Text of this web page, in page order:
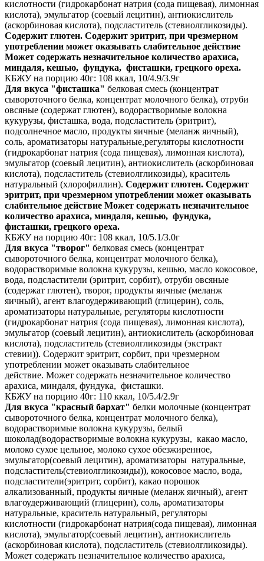
кислотности (гидрокарбонат натрия (сода пищевая), лимонная
кислота), эмульгатор (соевый лецитин), антиокислитель
(аскорбиновая кислота), подсластитель (стевиолгликозиды).
Содержит глютен. Содержит эритрит, при чрезмерном
употреблении может оказывать слабительное действие
Может содержать незначительное количество арахиса,
миндаля, кешью, фундука, фисташки, грецкого ореха.
КБЖУ на порцию 40г: 108 ккал, 10/4.9/3.9г
Для вкуса "фисташка" белковая смесь (концентрат
сывороточного белка, концентрат молочного белка), отруби
овсяные (содержат глютен), водорастворимые волокна
кукурузы, фисташка, вода, подсластитель (эритрит),
подсолнечное масло, продукты яичные (меланж яичный),
соль, ароматизаторы натуральные,регуляторы кислотности
(гидрокарбонат натрия (сода пищевая), лимонная кислота),
эмульгатор (соевый лецитин), антиокислитель (аскорбиновая
кислота), подсластитель (стевиолгликозиды), краситель
натуральный (хлорофиллин). Содержит глютен. Содержит
эритрит, при чрезмерном употреблении может оказывать
слабительное действие Может содержать незначительное
количество арахиса, миндаля, кешью, фундука,
фисташки, грецкого ореха.
КБЖУ на порцию 40г: 108 ккал, 10/5.1/3.0г
Для вкуса "творог" белковая смесь (концентрат
сывороточного белка, концентрат молочного белка),
водорастворимые волокна кукурузы, кешью, масло кокосовое,
вода, подсластители (эритрит, сорбит), отруби овсяные
(содержат глютен), творог, продукты яичные (меланж
яичный), агент влагоудерживающий (глицерин), соль,
ароматизаторы натуральные, регуляторы кислотности
(гидрокарбонат натрия (сода пищевая), лимонная кислота),
эмульгатор (соевый лецитин), антиокислитель (аскорбиновая
кислота), подсластитель (стевиолгликозиды (экстракт
стевии)). Содержит эритрит, сорбит, при чрезмерном
употреблении может оказывать слабительное
действие. Может содержать незначительное количество
арахиса, миндаля, фундука, фисташки.
КБЖУ на порцию 40г: 110 ккал, 10/5.4/2.9г
Для вкуса "красный бархат" белки молочные (концентрат
сывороточного белка, концентрат молочного белка),
водорастворимые волокна кукурузы, белый
шоколад(водорастворимые волокна кукурузы, какао масло,
молоко сухое цельное, молоко сухое обезжиренное,
эмульгатор(соевый лецитин), ароматизаторы натуральные,
подсластитель(стевиолгликозиды)), кокосовое масло, вода,
подсластители(эритрит, сорбит), какао порошок
алкализованный, продукты яичные (меланж яичный), агент
влагоудерживающий (глицерин), соль, ароматизаторы
натуральные, краситель натуральный, регуляторы
кислотности (гидрокарбонат натрия(сода пищевая), лимонная
кислота), эмульгатор(соевый лецитин), антиокислитель
(аскорбиновая кислота), подсластитель (стевиолгликозиды).
Может содержать незначительное количество арахиса,